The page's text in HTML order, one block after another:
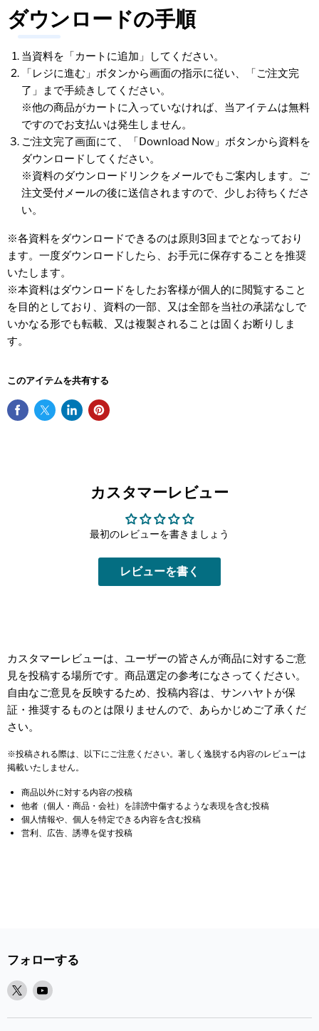
ダウンロードの手順
当資料を「カートに追加」してください。
「レジに進む」ボタンから画面の指示に従い、「ご注文完
了」まで手続きしてください。
※他の商品がカートに入っていなければ、当アイテムは無料
ですのでお支払いは発生しません。
ご注文完了画面にて、「Download Now」ボタンから資料を
ダウンロードしてください。
※資料のダウンロードリンクをメールでもご案内します。ご
注文受付メールの後に送信されますので、少しお待ちくださ
い。
※各資料をダウンロードできるのは原則3回までとなっており
ます。一度ダウンロードしたら、お手元に保存することを推奨
いたします。
※本資料はダウンロードをしたお客様が個人的に閲覧すること
を目的としており、資料の一部、又は全部を当社の承諾なしで
いかなる形でも転載、又は複製されることは固くお断りしま
す。
このアイテムを共有する
カスタマーレビュー
最初のレビューを書きましょう
レビューを書く
カスタマーレビューは、ユーザーの皆さんが商品に対するご意
見を投稿する場所です。商品選定の参考になさってください。
自由なご意見を反映するため、投稿内容は、サンハヤトが保
証・推奨するものとは限りませんので、あらかじめご了承くだ
さい。
※投稿される際は、以下にご注意ください。著しく逸脱する内容のレビューは
掲載いたしません。
商品以外に対する内容の投稿
他者（個人・商品・会社）を誹謗中傷するような表現を含む投稿
個人情報や、個人を特定できる内容を含む投稿
営利、広告、誘導を促す投稿
フォローする
X
見
Youtube
見